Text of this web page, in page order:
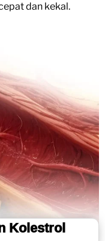
dan kekal.
Kolestrol